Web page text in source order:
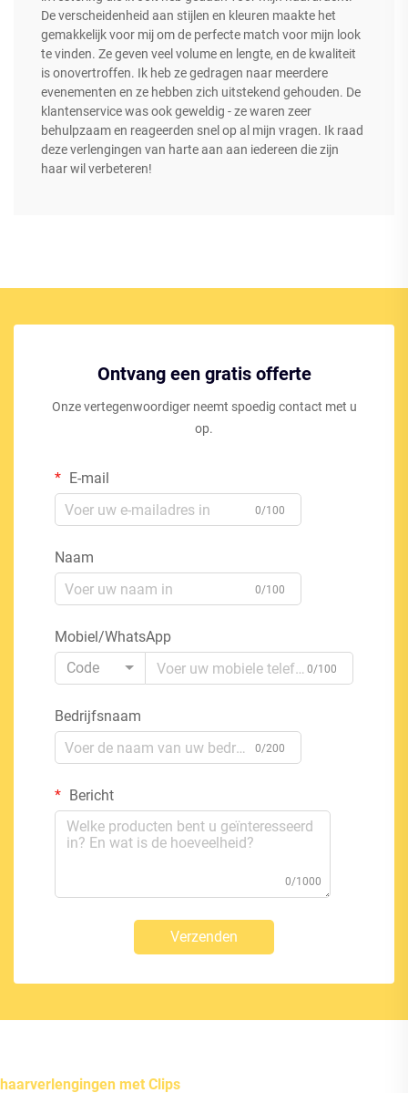
De verscheidenheid aan stijlen en kleuren maakte het
gemakkelijk voor mij om de perfecte match voor mijn look
te vinden. Ze geven veel volume en lengte, en de kwaliteit
is onovertroffen. Ik heb ze gedragen naar meerdere
evenementen en ze hebben zich uitstekend gehouden. De
klantenservice was ook geweldig - ze waren zeer
behulpzaam en reageerden snel op al mijn vragen. Ik raad
deze verlengingen van harte aan aan iedereen die zijn
haar wil verbeteren!
Ontvang een gratis offerte
Onze vertegenwoordiger neemt spoedig contact met u
op.
E-mail
0/100
Naam
0/100
Mobiel/WhatsApp
Code
0/100
Bedrijfsnaam
0/200
Bericht
0/1000
Verzenden
haarverlengingen met Clips